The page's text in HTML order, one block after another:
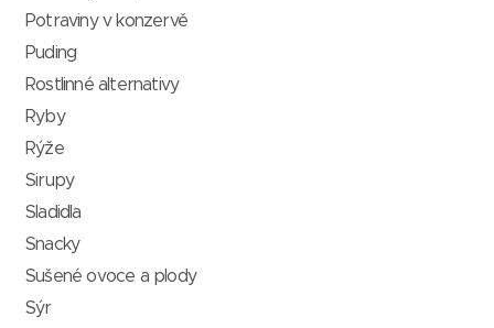
Potraviny v konzervě
Puding
Rostlinné alternativy
Ryby
Rýže
Sirupy
Sladidla
Snacky
Sušené ovoce a plody
Sýr